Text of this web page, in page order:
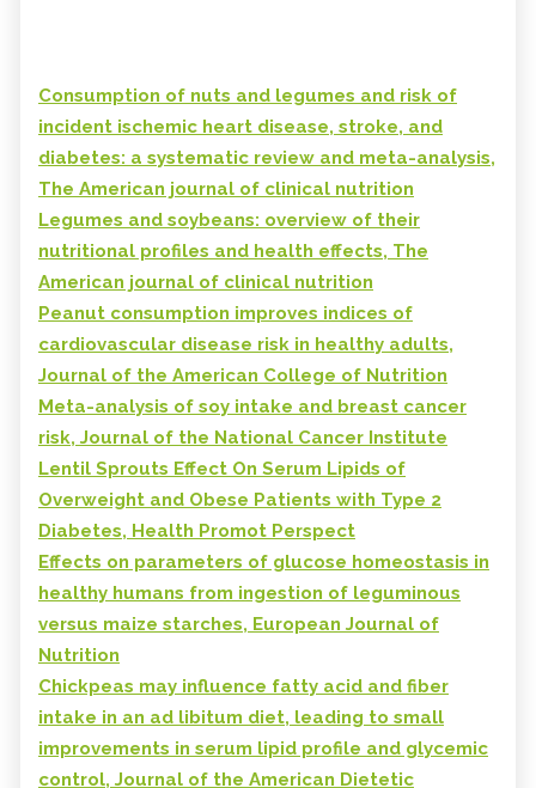
Consumption of nuts and legumes and risk of
incident ischemic heart disease, stroke, and
diabetes: a systematic review and meta-analysis,
The American journal of clinical nutrition
Legumes and soybeans: overview of their
nutritional profiles and health effects, The
American journal of clinical nutrition
Peanut consumption improves indices of
cardiovascular disease risk in healthy adults,
Journal of the American College of Nutrition
Meta-analysis of soy intake and breast cancer
risk, Journal of the National Cancer Institute
Lentil Sprouts Effect On Serum Lipids of
Overweight and Obese Patients with Type 2
Diabetes, Health Promot Perspect
Effects on parameters of glucose homeostasis in
healthy humans from ingestion of leguminous
versus maize starches, European Journal of
Nutrition
Chickpeas may influence fatty acid and fiber
intake in an ad libitum diet, leading to small
improvements in serum lipid profile and glycemic
control, Journal of the American Dietetic